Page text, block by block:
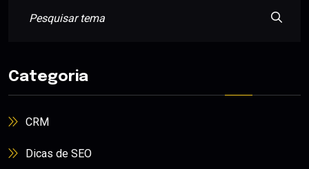
Categoria
CRM
Dicas de SEO